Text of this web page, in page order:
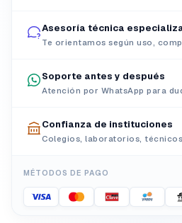
Asesoría técnica
Te orientamos según uso,
Soporte antes y después
Atención por WhatsApp para
Confianza de instituciones
Colegios, laboratorios,
MÉTODOS DE PAGO